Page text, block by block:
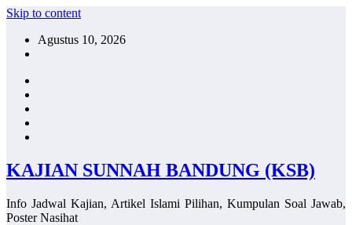
Skip to content
Agustus 10, 2026
KAJIAN SUNNAH BANDUNG (KSB)
Info Jadwal Kajian, Artikel Islami Pilihan, Kumpulan Soal Jawab,
Poster Nasihat